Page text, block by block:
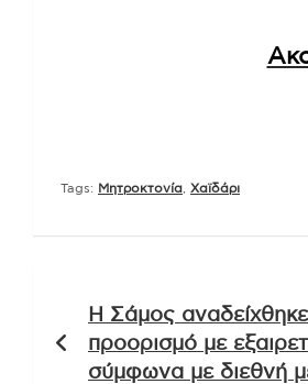
Tags: Μητροκτονία Χαϊδάρι
άρθρων
Η Σάμος
προορισμό με
σύμφωνα με διεθνή